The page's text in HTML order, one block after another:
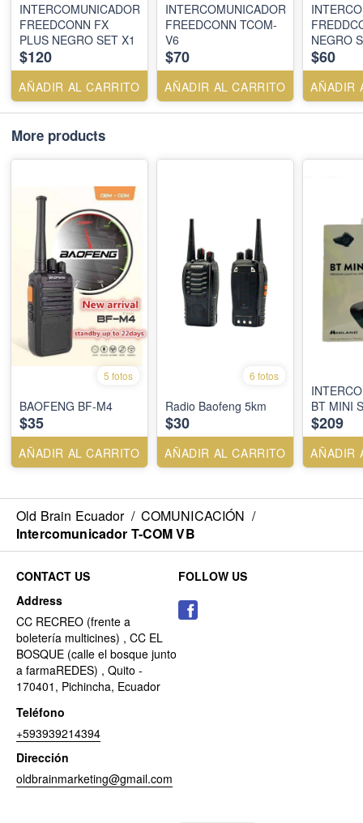
INTERCOMUNICADOR
FREEDCONN FX
PLUS NEGRO SET X1
$120
AÑADIR AL CARRITO
INTERCOMUNICADOR
FREEDCONN TCOM-
V6
$70
AÑADIR AL CARRITO
NEGRO
$60
AÑADIR
More products
5 fotos
BAOFENG BF-M4
$35
AÑADIR AL CARRITO
6 fotos
Radio Baofeng 5km
$30
AÑADIR AL CARRITO
BT MINI
$209
AÑADIR
Old Brain Ecuador / COMUNICACIÓN /
Intercomunicador T-COM VB
CONTACT US
Address
CC RECREO (frente a
boletería multicines) , CC EL
BOSQUE (calle el bosque junto
a farmaREDES) , Quito -
170401, Pichincha, Ecuador
Teléfono
+593939214394
Dirección
oldbrainmarketing@gmail.com
FOLLOW US